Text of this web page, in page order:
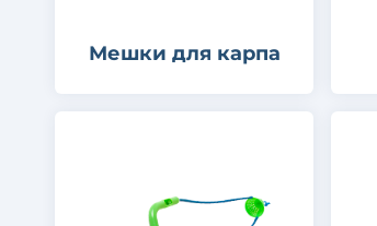
Мешки для карпа